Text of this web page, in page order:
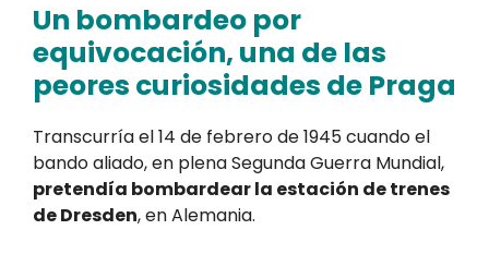
Un bombardeo por
equivocación, una de las
peores curiosidades de Praga
Transcurría el 14 de febrero de 1945 cuando el
bando aliado, en plena Segunda Guerra Mundial,
pretendía bombardear la estación de trenes
de Dresden, en Alemania.